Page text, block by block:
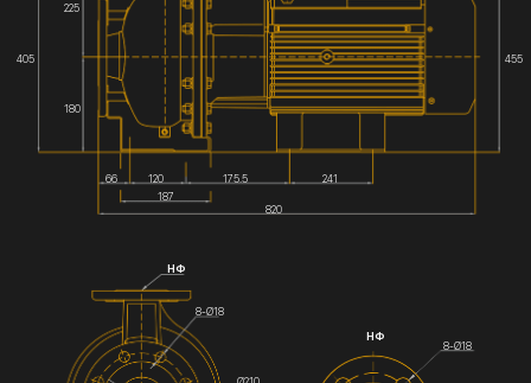
405
225
180
455
66 120 175.5
241
187
820
НФ
НФ
8-Ø18
8-Ø18